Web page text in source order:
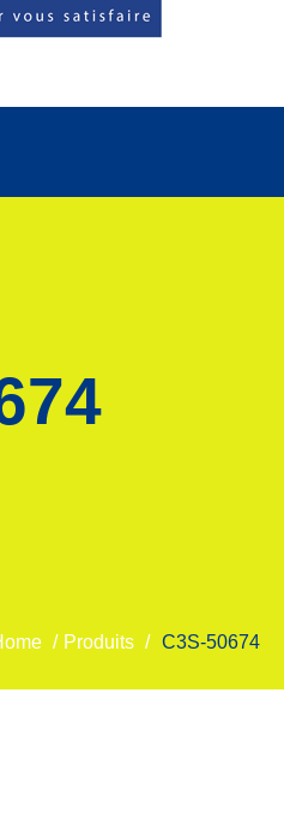
/ Produits / C3S-50674